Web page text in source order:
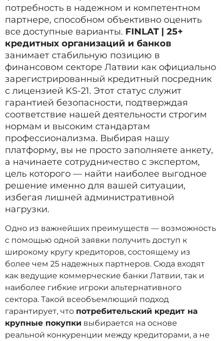
потребность в надежном и компетентном
партнере, способном объективно оценить
все доступные варианты. FINLAT | 25+
кредитных организаций и банков
занимает стабильную позицию в
финансовом секторе Латвии как официально
зарегистрированный кредитный посредник
с лицензией KS-21. Этот статус служит
гарантией безопасности, подтверждая
соответствие нашей деятельности строгим
нормам и высоким стандартам
профессионализма. Выбирая нашу
платформу, вы не просто заполняете анкету,
а начинаете сотрудничество с экспертом,
цель которого — найти наиболее выгодное
решение именно для вашей ситуации,
избегая лишней административной
нагрузки.
Одно из важнейших преимуществ — возможность
с помощью одной заявки получить доступ к
широкому кругу кредиторов, состоящему из
более чем 25 надежных партнеров. Сюда входят
как ведущие коммерческие банки Латвии, так и
наиболее гибкие игроки альтернативного
сектора. Такой всеобъемлющий подход
гарантирует, что потребительский кредит на
крупные покупки выбирается на основе
реальной конкуренции между кредиторами, а не